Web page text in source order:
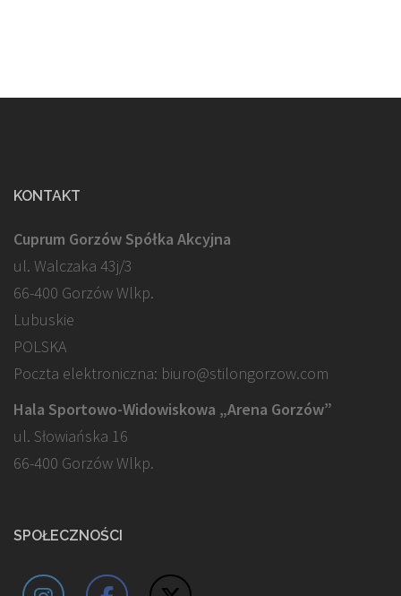
KONTAKT
Cuprum Gorzów Spółka Akcyjna
ul. Walczaka 43j/3
66-400 Gorzów Wlkp.
Lubuskie
POLSKA
Poczta elektroniczna: biuro@stilongorzow.com
Hala Sportowo-Widowiskowa „Arena Gorzów”
ul. Słowiańska 16
66-400 Gorzów Wlkp.
SPOŁECZNOŚCI